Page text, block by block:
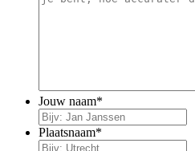
Jouw naam*
Plaatsnaam*